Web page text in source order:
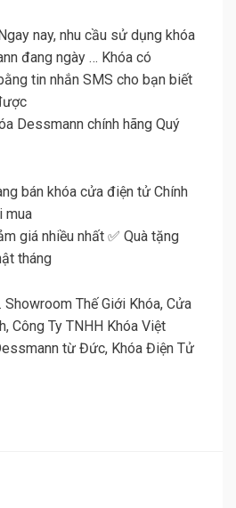
nay, nhu cầu sử dụng khóa
đang ngày … Khóa có
tin nhắn SMS cho bạn biết
Dessmann chính hãng Quý
bán khóa cửa điện tử Chính
mua
giá nhiều nhất ✅ Quà tặng
tháng
Thế Giới Khóa, Cửa
Công Ty TNHH Khóa Việt
từ Đức, Khóa Điện Tử